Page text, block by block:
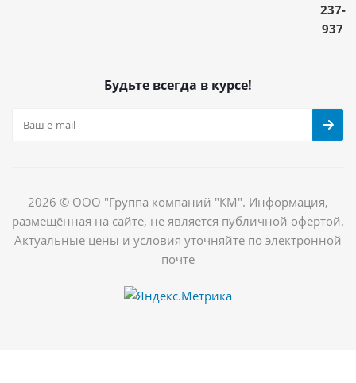
237-
937
Будьте всегда в курсе!
2026 © ООО "Группа компаний "КМ". Информация,
размещённая на сайте, не является публичной офертой.
Актуальные цены и условия уточняйте по электронной
почте